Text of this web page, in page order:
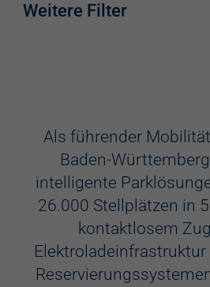
Weitere Filter
Aufzug
Videokameras
Schülerkunst
Als führender
Baden-
intelligente
26.000 Stellplätzen in
kontaktlosem